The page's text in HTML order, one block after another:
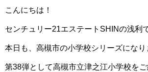
こんにちは！
センチュリー21エステートSHINの浅利
本日も、高槻市の小学校シリーズになり
第38弾として高槻市立津之江小学校を